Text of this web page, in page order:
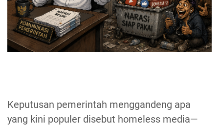
Keputusan pemerintah menggandeng apa
yang kini populer disebut homeless media—